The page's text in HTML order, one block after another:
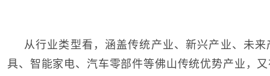
从行业类型看，涵盖传统产业、新兴产业、未
具、智能家电、汽车零部件等佛山传统优势产业，